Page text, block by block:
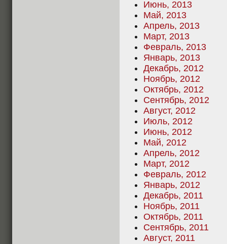
Июнь, 2013
Май, 2013
Апрель, 2013
Март, 2013
Февраль, 2013
Январь, 2013
Декабрь, 2012
Ноябрь, 2012
Октябрь, 2012
Сентябрь, 2012
Август, 2012
Июль, 2012
Июнь, 2012
Май, 2012
Апрель, 2012
Март, 2012
Февраль, 2012
Январь, 2012
Декабрь, 2011
Ноябрь, 2011
Октябрь, 2011
Сентябрь, 2011
Август, 2011